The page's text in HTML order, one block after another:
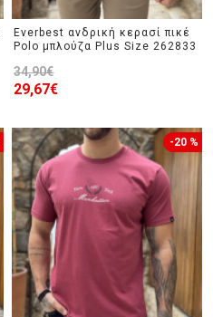
Everbest ανδρική κερασί πικέ
Polo μπλούζα Plus Size 262833
29,67€
34,90€
-20 %